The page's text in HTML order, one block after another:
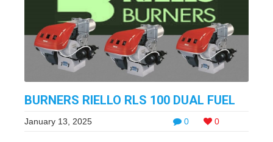
BURNERS RIELLO RLS 100 DUAL FUEL
0 0
January 13, 2025